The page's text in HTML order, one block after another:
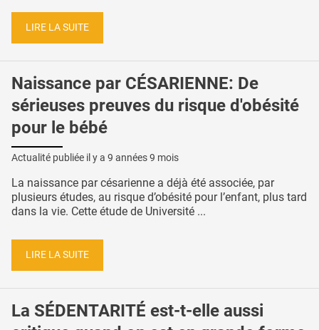
LIRE LA SUITE
Naissance par CÉSARIENNE: De
sérieuses preuves du risque d'obésité
pour le bébé
Actualité publiée il y a 9 années 9 mois
La naissance par césarienne a déjà été associée, par
plusieurs études, au risque d’obésité pour l’enfant, plus tard
dans la vie. Cette étude de Université ...
LIRE LA SUITE
La SÉDENTARITÉ est-t-elle aussi